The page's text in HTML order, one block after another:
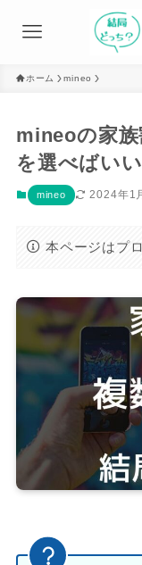
ホーム mineo
mineoの家族
を選べばい
mineo 2024年1
本ページはプ